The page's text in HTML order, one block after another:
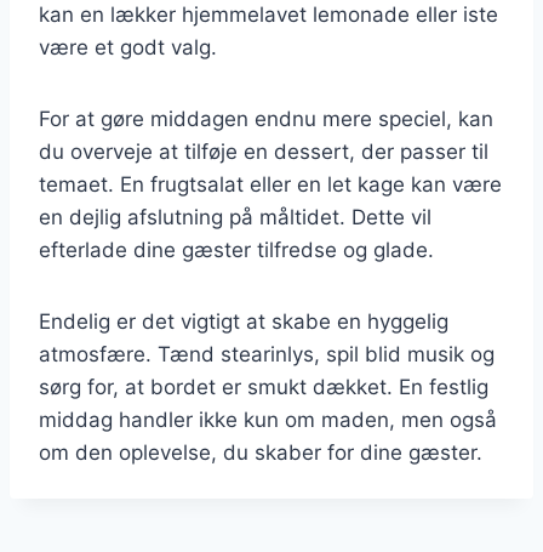
kan en lækker hjemmelavet lemonade eller iste
være et godt valg.
For at gøre middagen endnu mere speciel, kan
du overveje at tilføje en dessert, der passer til
temaet. En frugtsalat eller en let kage kan være
en dejlig afslutning på måltidet. Dette vil
efterlade dine gæster tilfredse og glade.
Endelig er det vigtigt at skabe en hyggelig
atmosfære. Tænd stearinlys, spil blid musik og
sørg for, at bordet er smukt dækket. En festlig
middag handler ikke kun om maden, men også
om den oplevelse, du skaber for dine gæster.